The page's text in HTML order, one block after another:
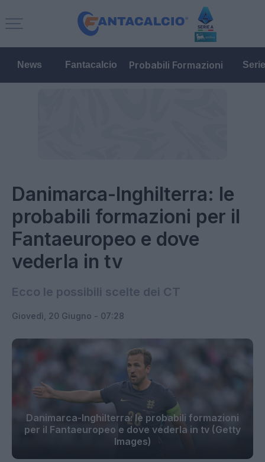
News Fantacalcio Probabili Formazioni
Danimarca-Inghilterra: le
probabili formazioni per il
Fantaeuropeo e dove
vederla in tv
Ecco le possibili scelte dei CT
Giovedì, 20 Giugno - 07:28
Danimarca-Inghilterra: le probabili formazioni
per il Fantaeuropeo e dove vederla in tv (Getty
Images)